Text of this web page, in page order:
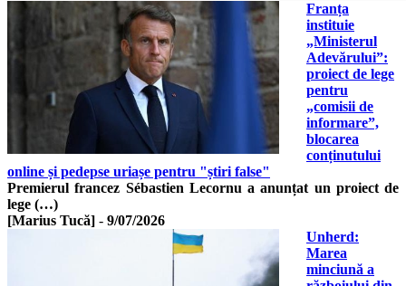
Franța
instituie
„Ministerul
Adevărului”:
proiect de lege
pentru
„comisii de
informare”,
blocarea
conținutului
online și pedepse uriașe pentru "știri false"
Premierul francez Sébastien Lecornu a anunțat un proiect de
lege (…)
[Marius Tucă] - 9/07/2026
Unherd:
Marea
minciună a